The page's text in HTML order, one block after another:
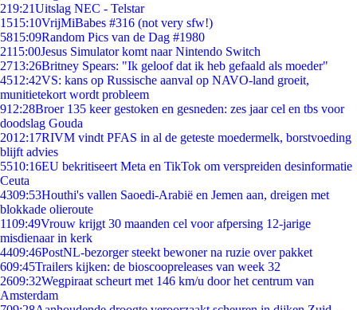
219:21Uitslag NEC - Telstar
1515:10VrijMiBabes #316 (not very sfw!)
5815:09Random Pics van de Dag #1980
2115:00Jesus Simulator komt naar Nintendo Switch
2713:26Britney Spears: "Ik geloof dat ik heb gefaald als moeder"
4512:42VS: kans op Russische aanval op NAVO-land groeit,
munitietekort wordt probleem
912:28Broer 135 keer gestoken en gesneden: zes jaar cel en tbs voor
doodslag Gouda
2012:17RIVM vindt PFAS in al de geteste moedermelk, borstvoeding
blijft advies
5510:16EU bekritiseert Meta en TikTok om verspreiden desinformatie
Ceuta
4309:53Houthi's vallen Saoedi-Arabië en Jemen aan, dreigen met
blokkade olieroute
1109:49Vrouw krijgt 30 maanden cel voor afpersing 12-jarige
misdienaar in kerk
4409:46PostNL-bezorger steekt bewoner na ruzie over pakket
609:45Trailers kijken: de bioscoopreleases van week 32
2609:32Wegpiraat scheurt met 146 km/u door het centrum van
Amsterdam